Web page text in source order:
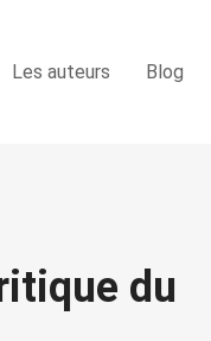
Les auteurs Blog
du